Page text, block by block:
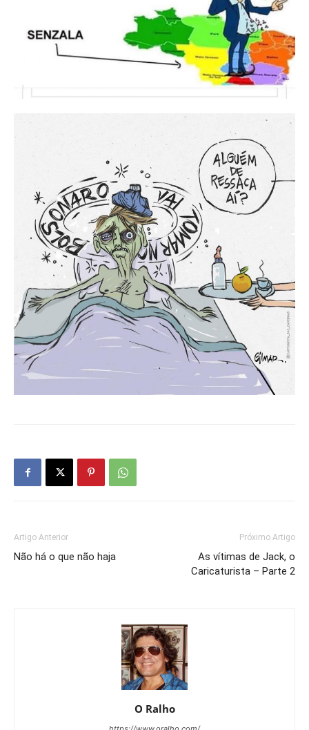
Artigo Anterior
Não há o que não haja
Próximo Artigo
As vítimas de Jack, o
Caricaturista – Parte 2
O Ralho